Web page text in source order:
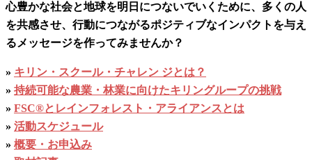
心豊かな社会と地球を明日につないでいくために、多くの人
を共感させ、行動につながるポジティブなインパクトを与え
るメッセージを作ってみませんか？
» キリン・スクール・チャレン ジとは？
» 持続可能な農業・林業に向けたキリングループの挑戦
» FSC®とレインフォレスト・アライアンスとは
» 活動スケジュール
» 概要・お申込み